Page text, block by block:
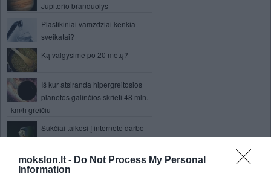
mokslon.lt - Do Not Process My Personal
Information
Jupiterio branduolys
Plastikiniai vamzdžiai kenkia
sveikatai?
Ką valgysime po 20 metų?
Iš kur atsiranda hipergreitosios
planetos galinčios skrieti 48 mln.
km/h greičiu
Sukčiai taikosi į internete darbo
ieškančius gyventojus
Sukurtas elastingas kabelis